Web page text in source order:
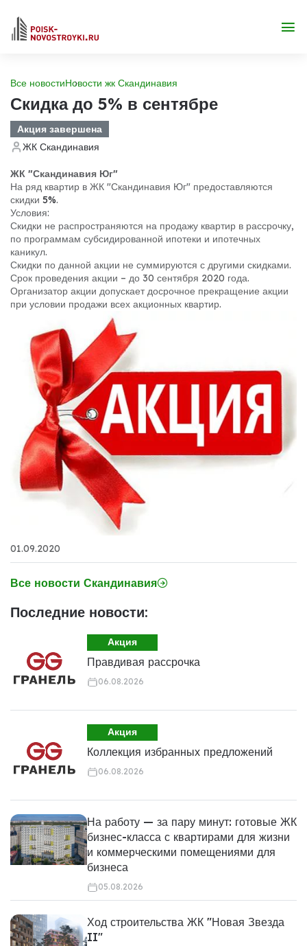
Все новостиНовости жк Скандинавия
Скидка до 5% в сентябре
Акция завершена
ЖК Скандинавия
ЖК "Скандинавия Юг"
На ряд квартир в ЖК "Скандинавия Юг" предоставляются
скидки 5%.
Условия:
Скидки не распространяются на продажу квартир в рассрочку,
по программам субсидированной ипотеки и ипотечных
каникул.
Скидки по данной акции не суммируются с другими скидками.
Срок проведения акции – до 30 сентября 2020 года.
Организатор акции допускает досрочное прекращение акции
при условии продажи всех акционных квартир.
01.09.2020
Все новости Скандинавия
Последние новости:
Акция
Правдивая рассрочка
06.08.2026
Акция
Коллекция избранных предложений
06.08.2026
На работу — за пару минут: готовые ЖК
бизнес-класса с квартирами для жизни
и коммерческими помещениями для
бизнеса
05.08.2026
Ход строительства ЖК "Новая Звезда
II"